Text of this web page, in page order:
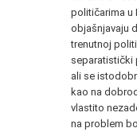
političarima u
objašnjavaju
trenutnoj
separatistički
ali se
kao na
vlastito
na problem